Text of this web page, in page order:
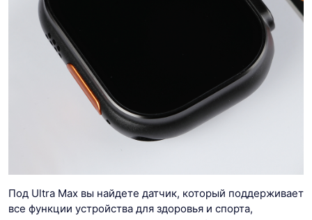
Под Ultra Max вы найдете датчик, который поддерживает
все функции устройства для здоровья и спорта,